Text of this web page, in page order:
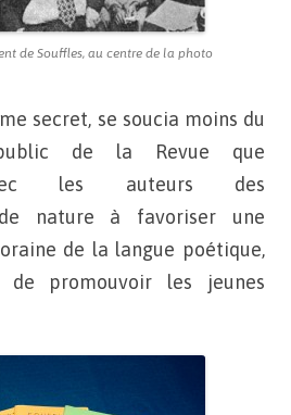
de Souffles, au centre de la photo
secret, se soucia moins du
de la Revue que
les auteurs des
de nature à favoriser une
de la langue poétique,
de promouvoir les jeunes